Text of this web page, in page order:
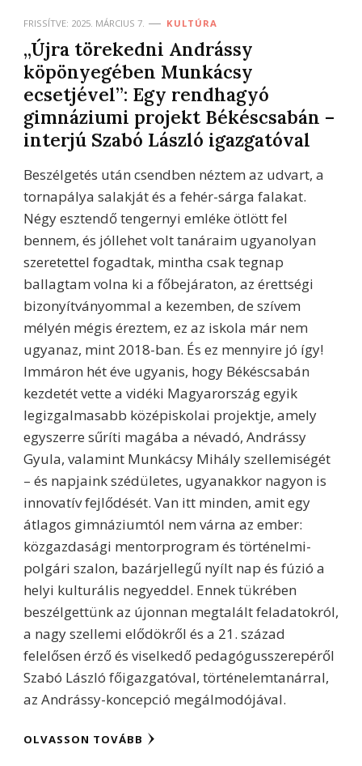
FRISSÍTVE: 2025. MÁRCIUS 7. KULTÚRA
„Újra törekedni Andrássy
köpönyegében Munkácsy
ecsetjével”: Egy rendhagyó
gimnáziumi projekt Békéscsabán –
interjú Szabó László igazgatóval
Beszélgetés után csendben néztem az udvart, a
tornapálya salakját és a fehér-sárga falakat.
Négy esztendő tengernyi emléke ötlött fel
bennem, és jóllehet volt tanáraim ugyanolyan
szeretettel fogadtak, mintha csak tegnap
ballagtam volna ki a főbejáraton, az érettségi
bizonyítványommal a kezemben, de szívem
mélyén mégis éreztem, ez az iskola már nem
ugyanaz, mint 2018-ban. És ez mennyire jó így!
Immáron hét éve ugyanis, hogy Békéscsabán
kezdetét vette a vidéki Magyarország egyik
legizgalmasabb középiskolai projektje, amely
egyszerre sűríti magába a névadó, Andrássy
Gyula, valamint Munkácsy Mihály szellemiségét
– és napjaink szédületes, ugyanakkor nagyon is
innovatív fejlődését. Van itt minden, amit egy
átlagos gimnáziumtól nem várna az ember:
közgazdasági mentorprogram és történelmi-
polgári szalon, bazárjellegű nyílt nap és fúzió a
helyi kulturális negyeddel. Ennek tükrében
beszélgettünk az újonnan megtalált feladatokról,
a nagy szellemi elődökről és a 21. század
felelősen érző és viselkedő pedagógusszerepéről
Szabó László főigazgatóval, történelemtanárral,
az Andrássy-koncepció megálmodójával.
OLVASSON TOVÁBB